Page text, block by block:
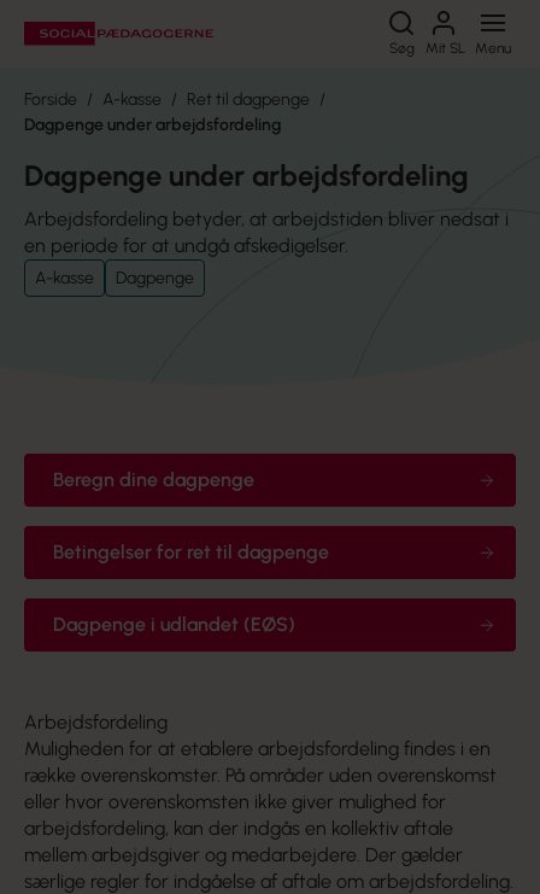
Søg Mit SL Menu
Søg
Forside A-kasse
Ret til dagpenge
Dagpenge under arbejdsfordeling
Dagpenge under arbejdsfordeling
Arbejdsfordeling betyder, at arbejdstiden bliver nedsat i
en periode for at undgå afskedigelser.
A-kasse Dagpenge
Beregn dine dagpenge
Betingelser for ret til dagpenge
Dagpenge i udlandet (EØS)
Arbejdsfordeling
Muligheden for at etablere arbejdsfordeling findes i en
række overenskomster. På områder uden overenskomst
eller hvor overenskomsten ikke giver mulighed for
arbejdsfordeling, kan der indgås en kollektiv aftale
mellem arbejdsgiver og medarbejdere. Der gælder
særlige regler for indgåelse af aftale om arbejdsfordeling.